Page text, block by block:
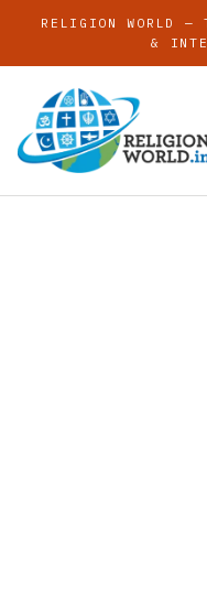
RELIGION WORLD —
&